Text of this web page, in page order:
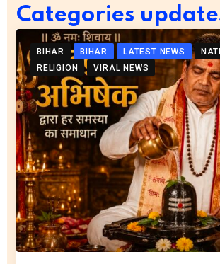
Categories
BIHAR BIHAR LATEST NEWS
RELIGION
VIRAL NEWS